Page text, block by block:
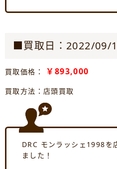
■買取日：2022/09/
買取価格： ￥893,000
買取方法：店頭買取
DRC モンラッシェ1998を
ました！